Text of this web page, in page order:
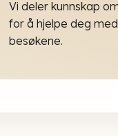
Vi deler kunnskap
for å hjelpe deg
besøkene.